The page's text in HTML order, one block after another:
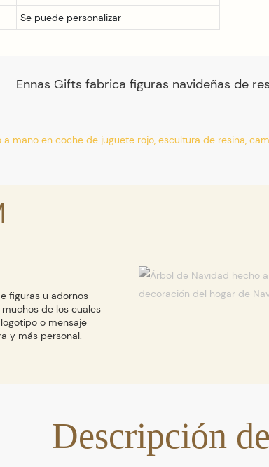
Se puede personalizar
Ennas Gifts fabrica figuras navideñas de
figuras u adornos
de los cuales
o mensaje
y más personal.
Descripción